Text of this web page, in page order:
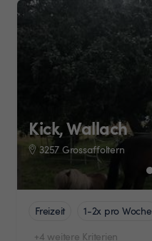
Kick, Wallach
3257 Grossaffoltern
Freizeit 1-2x pro Woche
+4 weitere Kriterien